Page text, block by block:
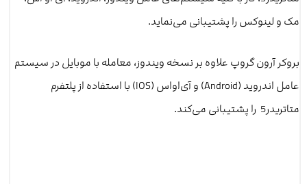
مک و لینوکس را پشتیبانی می‌نماید.
بروکر آرون گروپ علاوه بر نسخه ویندوز، معامله با موبایل در سیستم
‌عامل اندروید (Android) و آی‌اواس (IOS) با استفاده از پلتفرم
متاتریدر5 را پشتیبانی می‌کند.